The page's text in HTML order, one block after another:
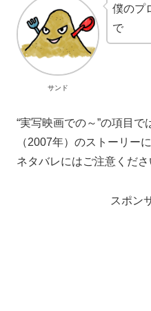
サンド
僕のプ
で
“実写映画での～”の項目で
（2007年）のストーリー
ネタバレにはご注意くださ
スポン